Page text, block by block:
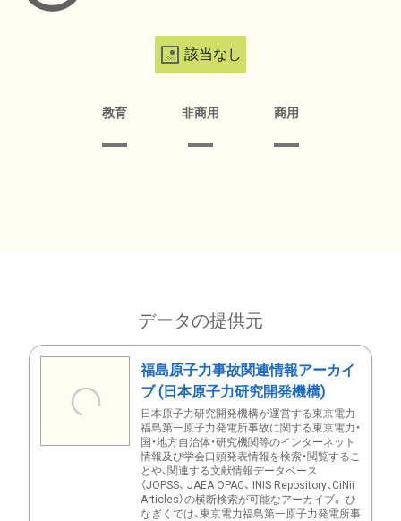
該当なし
教育 非商用 商用
データの提供元
福島原子力事故関連情報アーカイ
ブ (日本原子力研究開発機構)
日本原子力研究開発機構が運営する東京電力
福島第一原子力発電所事故に関する東京電力・
国・地方自治体・研究機関等のインターネット
情報及び学会口頭発表情報を検索・閲覧するこ
とや、関連する文献情報データベース
（JOPSS、 JAEA OPAC、 INIS Repository、CiNii
Articles）の横断検索が可能なアーカイブ。 ひ
なぎくでは、東京電力福島第一原子力発電所事